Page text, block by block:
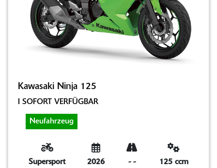
Kawasaki Ninja 125
I SOFORT VERFÜGBAR
Neufahrzeug
Supersport 2026 - - 125 ccm